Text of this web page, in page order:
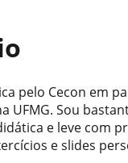
pelo Cecon em
UFMG. Sou
e leve com
e slides